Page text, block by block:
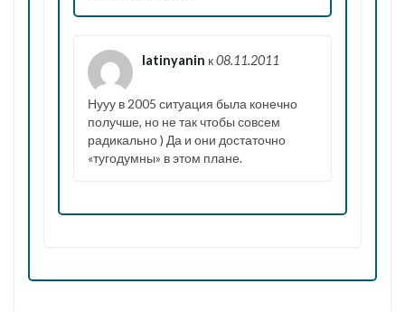
latinyanin к08.11.2011
Нууу в 2005 ситуация была конечно
получше, но не так чтобы совсем
радикально ) Да и они достаточно
«тугодумны» в этом плане.